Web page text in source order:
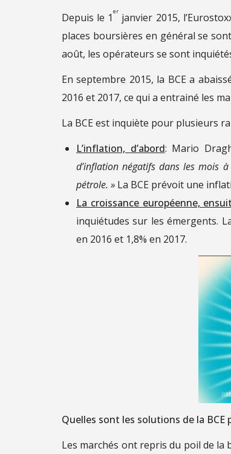
Depuis le 1er janvier 2015,
places boursières en général se
août, les opérateurs se sont
En septembre 2015, la BCE a
2016 et 2017, ce qui a entrainé les
La BCE est inquiète pour plusieurs
L’inflation, d’abord: Mario
d’inflation négatifs dans les mois
pétrole. » La BCE prévoit une
La croissance européenne,
inquiétudes sur les émergents.
en 2016 et 1,8% en 2017.
Quelles sont les solutions de la BCE
Les marchés ont repris du poil de